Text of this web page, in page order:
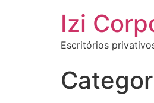
Izi
Escritórios